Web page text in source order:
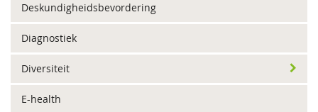
Deskundigheidsbevordering
Diagnostiek
Diversiteit
E-health